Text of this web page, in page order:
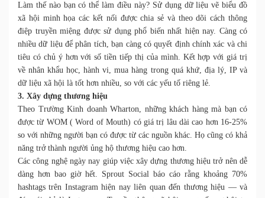
Làm thế nào bạn có thể làm điều này? Sử dụng dữ liệu vẽ biểu đồ
xã hội minh họa các kết nối được chia sẻ và theo dõi cách thông
điệp truyền miệng được sử dụng phổ biến nhất hiện nay. Càng có
nhiều dữ liệu để phân tích, bạn càng có quyết định chính xác và chi
tiêu có chủ ý hơn với số tiền tiếp thị của mình. Kết hợp với giá trị
về nhân khẩu học, hành vi, mua hàng trong quá khứ, địa lý, IP và
dữ liệu xã hội là tốt hơn nhiều, so với các yếu tố riêng lẻ.
3. Xây dựng thương hiệu
Theo Trường Kinh doanh Wharton, những khách hàng mà bạn có
được từ WOM ( Word of Mouth) có giá trị lâu dài cao hơn 16-25%
so với những người bạn có được từ các nguồn khác. Họ cũng có khả
năng trở thành người ủng hộ thương hiệu cao hơn.
Các công nghệ ngày nay giúp việc xây dựng thương hiệu trở nên dễ
dàng hơn bao giờ hết. Sprout Social báo cáo rằng khoảng 70%
hashtags trên Instagram hiện nay liên quan đến thương hiệu — và